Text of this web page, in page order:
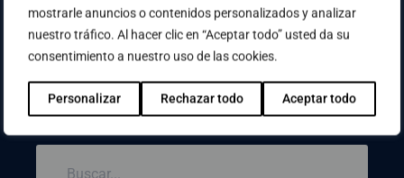
mostrarle anuncios o contenidos personalizados y analizar
nuestro tráfico. Al hacer clic en “Aceptar todo” usted da su
consentimiento a nuestro uso de las cookies.
Personalizar Rechazar todo Aceptar todo
¿No has encontrado lo que buscabas? Usa el
buscador